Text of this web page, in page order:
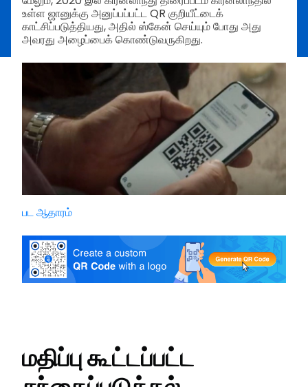
உள்ள ஜானுக்கு அனுப்பப்பட்ட QR குறியீட்டைக்
காட்சிப்படுத்தியது, அதில் ஸ்கேன் செய்யும் போது அது
அவரது அழைப்பைக் கொண்டுவருகிறது.
பட ஆதாரம்
மதிப்பு கூட்டப்பட்ட